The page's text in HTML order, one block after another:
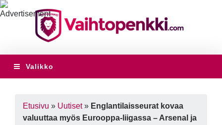
Valikko
Etusivu » Uutiset» Englantilaisseurat kovaa
valuuttaa myös Eurooppa-liigassa – Arsenal ja